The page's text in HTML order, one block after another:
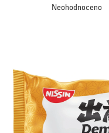
Průměrné
hodnocení
Neohodnoceno